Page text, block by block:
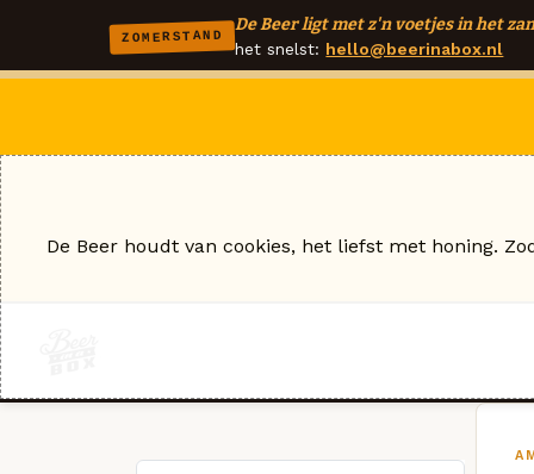
ZOMERSTAND
De Beer ligt met z'n voetjes in het
het snelst: hello@beerinabox.nl
De Beer houdt van cookies, het liefst met honing.